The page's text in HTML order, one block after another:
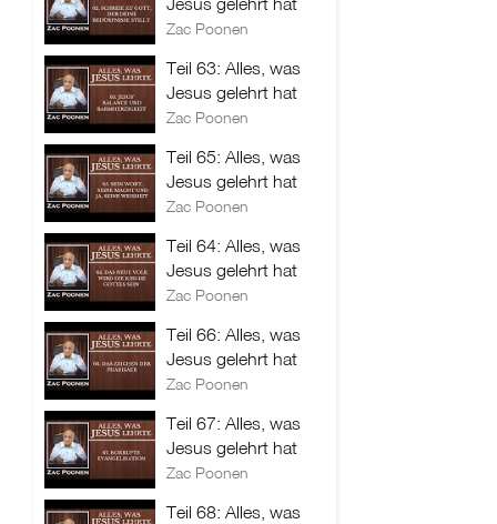
Zac Poonen
Teil 63: Alles, was
Jesus gelehrt hat
Zac Poonen
Teil 65: Alles, was
Jesus gelehrt hat
Zac Poonen
Teil 64: Alles, was
Jesus gelehrt hat
Zac Poonen
Teil 66: Alles, was
Jesus gelehrt hat
Zac Poonen
Teil 67: Alles, was
Jesus gelehrt hat
Zac Poonen
Teil 68: Alles, was